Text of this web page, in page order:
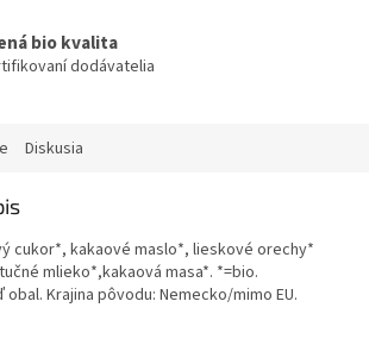
bio kvalita
dodávatelia
Diskusia
cukor*, kakaové maslo*, lieskové orechy*
mlieko*,kakaová masa*. *=bio.
Krajina pôvodu: Nemecko/mimo EU.